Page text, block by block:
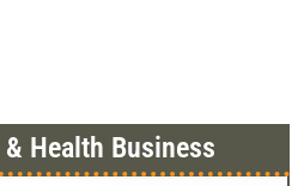
Health Business